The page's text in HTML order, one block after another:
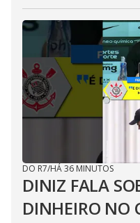
DO R7/HÁ 36 MINUTOS
DINIZ FALA
DINHEIRO NO